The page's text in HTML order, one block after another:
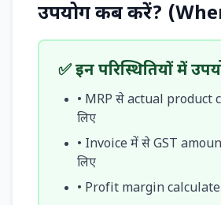
उपयोग कब करें?
✅ इन परिस्थितियों में
• MRP से actual product
लिए
• Invoice में से GST
लिए
• Profit margin